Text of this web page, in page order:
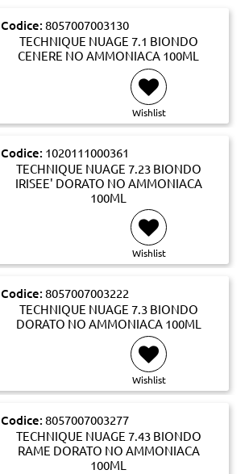
Codice: 8057007003130
TECHNIQUE NUAGE 7.1 BIONDO
CENERE NO AMMONIACA 100ML
Wishlist
Codice: 1020111000361
TECHNIQUE NUAGE 7.23 BIONDO
IRISEE' DORATO NO AMMONIACA
100ML
Wishlist
Codice: 8057007003222
TECHNIQUE NUAGE 7.3 BIONDO
DORATO NO AMMONIACA 100ML
Wishlist
Codice: 8057007003277
TECHNIQUE NUAGE 7.43 BIONDO
RAME DORATO NO AMMONIACA
100ML